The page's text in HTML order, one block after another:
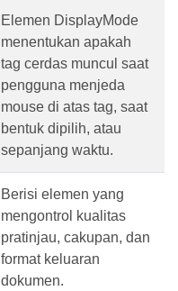
Elemen DisplayMode
menentukan apakah
tag cerdas muncul saat
pengguna menjeda
mouse di atas tag, saat
bentuk dipilih, atau
sepanjang waktu.
Berisi elemen yang
mengontrol kualitas
pratinjau, cakupan, dan
format keluaran
dokumen.